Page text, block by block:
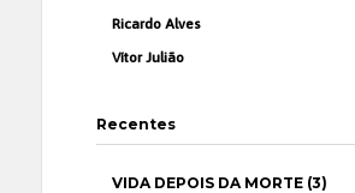
Ricardo Alves
Vítor Julião
Recentes
VIDA DEPOIS DA MORTE (3)